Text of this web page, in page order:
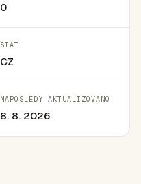
0
STÁT
CZ
NAPOSLEDY AKTUALIZOVÁNO
8. 8. 2026